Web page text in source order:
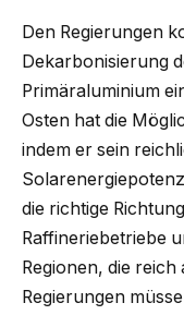
Den Regierungen
Dekarbonisierung
Primäraluminium
Osten hat die
indem er sein
die richtige
Raffineriebetriebe
Regionen, die
Regierungen